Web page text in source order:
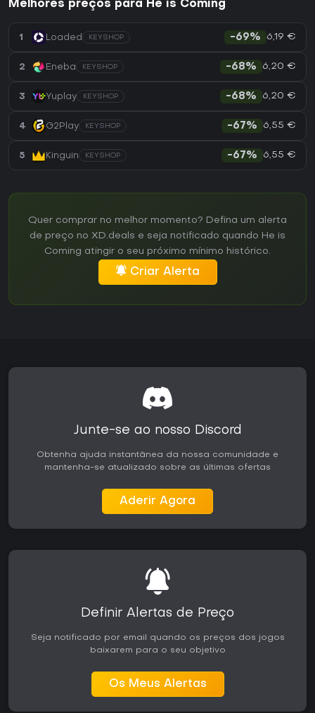
Melhores preços para He is Coming
1 Loaded KEYSHOP -69% 6,19 €
2 Eneba KEYSHOP -68% 6,20 €
3 Yuplay KEYSHOP -68% 6,20 €
4 G2Play KEYSHOP -67% 6,55 €
5 Kinguin KEYSHOP -67% 6,55 €
Quer comprar no melhor momento? Defina um alerta
de preço no XD.deals e seja notificado quando He is
Coming atingir o seu próximo mínimo histórico.
Criar Alerta
Junte-se ao nosso Discord
Obtenha ajuda instantânea da nossa comunidade e
mantenha-se atualizado sobre as últimas ofertas
Aderir Agora
Definir Alertas de Preço
Seja notificado por email quando os preços dos jogos
baixarem para o seu objetivo
Os Meus Alertas